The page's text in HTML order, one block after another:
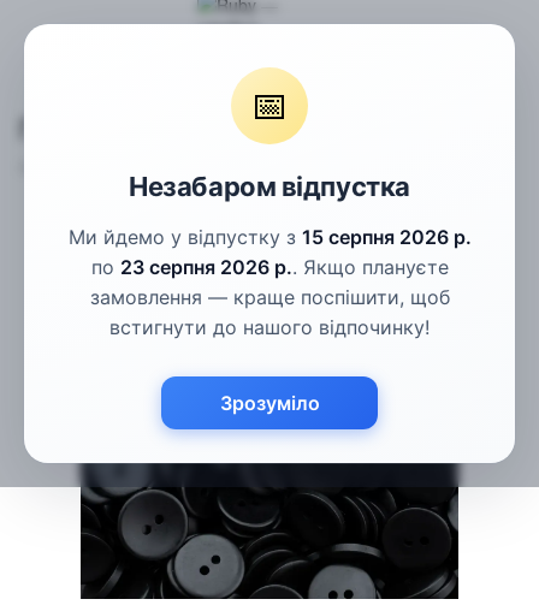
📅
Незабаром відпустка
Ми йдемо у відпустку з 15 серпня 2026 р.
по 23 серпня 2026 р.. Якщо плануєте
замовлення — краще поспішити, щоб
встигнути до нашого відпочинку!
Зрозуміло
Костюмні гудзики Гудзики чорні матові 15мм
Гудзики чорні матові 15мм